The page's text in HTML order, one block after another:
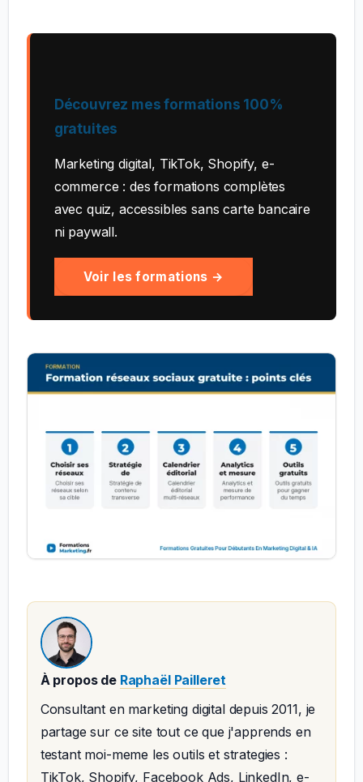
Découvrez mes formations 100%
gratuites
Marketing digital, TikTok, Shopify, e-
commerce : des formations complètes
avec quiz, accessibles sans carte bancaire
ni paywall.
Voir les formations →
À propos de Raphaël Pailleret
Consultant en marketing digital depuis 2011, je
partage sur ce site tout ce que j'apprends en
testant moi-meme les outils et strategies :
TikTok, Shopify, Facebook Ads, LinkedIn, e-